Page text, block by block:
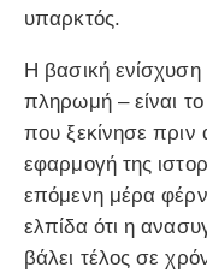
υπαρκτός.
Η βασική ενίσχυση
πληρωμή – είναι το
που ξεκίνησε πριν
εφαρμογή της
επόμενη μέρα
ελπίδα ότι η
βάλει τέλος σε